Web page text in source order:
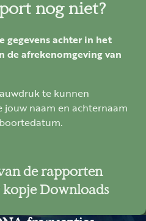
nog niet?
gegevens achter in het
de afrekenomgeving van
te kunnen
jouw naam en achternaam
de rapporten
Downloads